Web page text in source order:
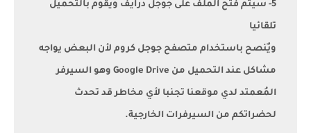
5- سيتم فتح الملف على جوجل درايف ويقوم بالتحميل
تلقائيا
ويٌنصح باستخدام متصفح جوجل كروم لأن البعض يواجه
مشاكل عند التحميل من Google Drive وهو السيرفر
المُعمتد لدي موقعنا تجنبا لأي مخاطر قد تحدث
لحضراتكم من السيرفرات الخارجية.